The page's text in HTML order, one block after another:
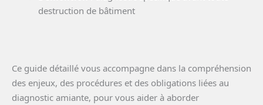
destruction de bâtiment
Ce guide détaillé vous accompagne dans la compréhension
des enjeux, des procédures et des obligations liées au
diagnostic amiante, pour vous aider à aborder